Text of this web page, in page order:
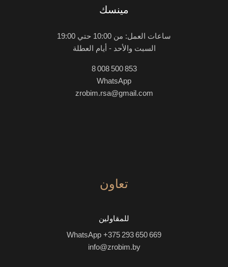
مينسك
ساعات العمل: من 10:00 حتي 19:00
السبت والأحد - أيام العطلة
8 008 500 853
WhatsApp
zrobim.rsa@gmail.com
تعاون
للمقاولين
WhatsApp +375 293 650 669
info@zrobim.by